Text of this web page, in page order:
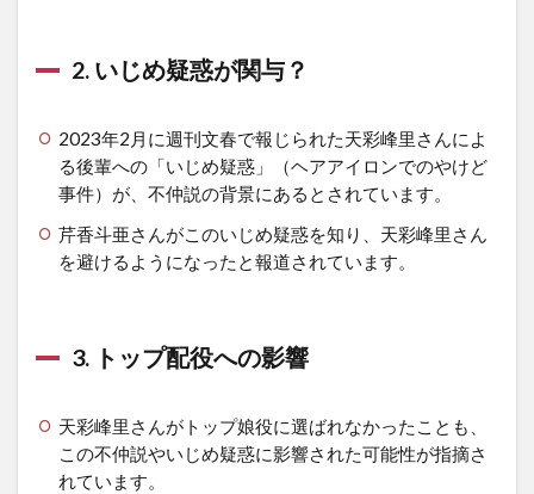
2. いじめ疑惑が関与？
2023年2月に週刊文春で報じられた天彩峰里さんによ
る後輩への「いじめ疑惑」（ヘアアイロンでのやけど
事件）が、不仲説の背景にあるとされています。
芹香斗亜さんがこのいじめ疑惑を知り、天彩峰里さん
を避けるようになったと報道されています。
3. トップ配役への影響
天彩峰里さんがトップ娘役に選ばれなかったことも、
この不仲説やいじめ疑惑に影響された可能性が指摘さ
れています。